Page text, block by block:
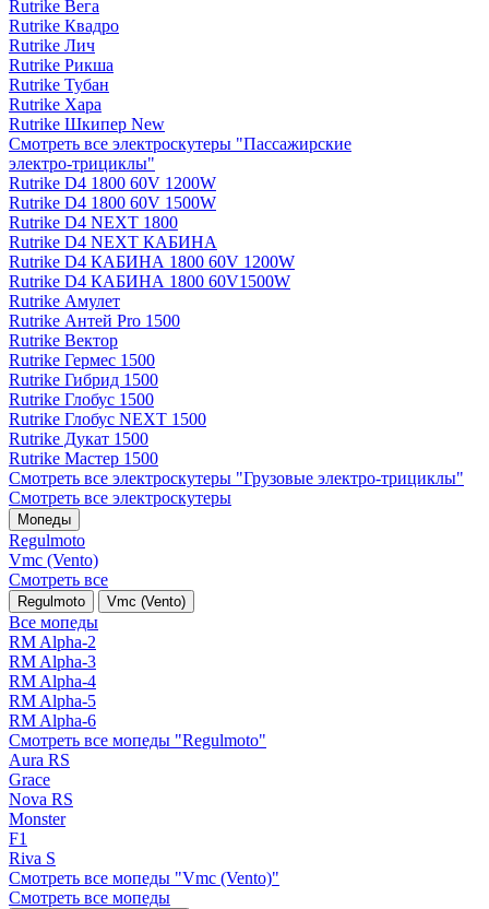
Rutrike Вега
Rutrike Квадро
Rutrike Лич
Rutrike Рикша
Rutrike Тубан
Rutrike Хара
Rutrike Шкипер New
Смотреть все электро­скутеры "Пассажирские
электро‑трициклы"
Rutrike D4 1800 60V 1200W
Rutrike D4 1800 60V 1500W
Rutrike D4 NEXT 1800
Rutrike D4 NEXT КАБИНА
Rutrike D4 КАБИНА 1800 60V 1200W
Rutrike D4 КАБИНА 1800 60V1500W
Rutrike Амулет
Rutrike Антей Pro 1500
Rutrike Вектор
Rutrike Гермес 1500
Rutrike Гибрид 1500
Rutrike Глобус 1500
Rutrike Глобус NEXT 1500
Rutrike Дукат 1500
Rutrike Мастер 1500
Смотреть все электро­скутеры "Грузовые электро‑трициклы"
Смотреть все электро­скутеры
Мопеды
Regulmoto
Vmc (Vento)
Смотреть все
Regulmoto Vmc (Vento)
Все мопеды
RM Alpha-2
RM Alpha-3
RM Alpha-4
RM Alpha-5
RM Alpha-6
Смотреть все мопеды "Regulmoto"
Aura RS
Grace
Nova RS
Monster
F1
Riva S
Смотреть все мопеды "Vmc (Vento)"
Смотреть все мопеды